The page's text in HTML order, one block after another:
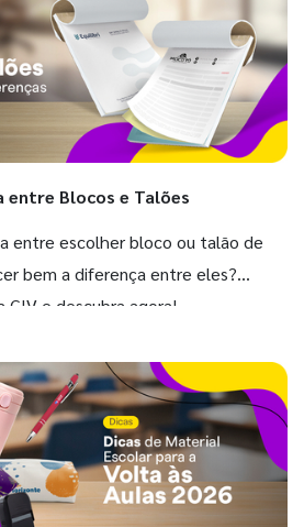
entre Blocos e Talões
entre escolher bloco ou talão de
bem a diferença entre eles?
GIV e descubra agora!